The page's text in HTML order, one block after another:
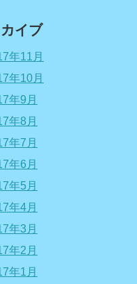
イブ
年11月
年10月
年9月
年8月
年7月
年6月
年5月
年4月
年3月
年2月
年1月